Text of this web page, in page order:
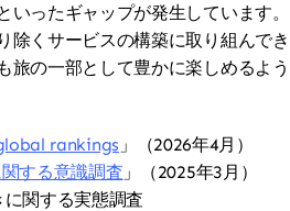
ったギャップが発生しています
除くサービスの構築に取り組んで
の一部として豊かに楽しめるよ
rankings 」（2026年4月）
する意識調査 」（2025年3月）
関する実態調査